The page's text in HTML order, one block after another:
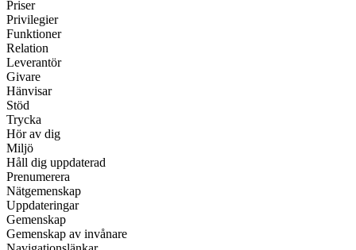
Priser
Privilegier
Funktioner
Relation
Leverantör
Givare
Hänvisar
Stöd
Trycka
Hör av dig
Miljö
Håll dig uppdaterad
Prenumerera
Nätgemenskap
Uppdateringar
Gemenskap
Gemenskap av invånare